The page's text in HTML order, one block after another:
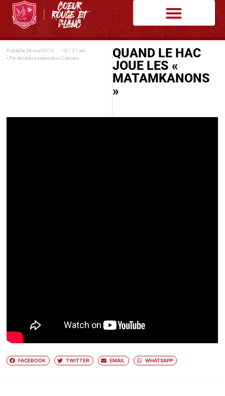
Publié le 28 mai 2019 • à 1:31 am
• ParAmadou salematou Camara
QUAND LE HAC
JOUE LES «
MATAMKANONS
»
FACEBOOK TWITTER EMAIL WHATSAPP